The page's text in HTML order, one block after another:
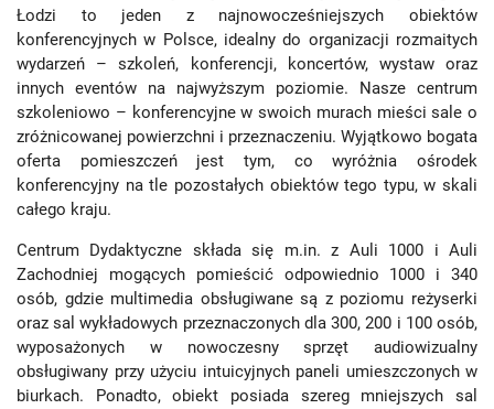
Łodzi to jeden z najnowocześniejszych obiektów
konferencyjnych w Polsce, idealny do organizacji rozmaitych
wydarzeń – szkoleń, konferencji, koncertów, wystaw oraz
innych eventów na najwyższym poziomie. Nasze centrum
szkoleniowo – konferencyjne w swoich murach mieści sale o
zróżnicowanej powierzchni i przeznaczeniu. Wyjątkowo bogata
oferta pomieszczeń jest tym, co wyróżnia ośrodek
konferencyjny na tle pozostałych obiektów tego typu, w skali
całego kraju.
Centrum Dydaktyczne składa się m.in. z Auli 1000 i Auli
Zachodniej mogących pomieścić odpowiednio 1000 i 340
osób, gdzie multimedia obsługiwane są z poziomu reżyserki
oraz sal wykładowych przeznaczonych dla 300, 200 i 100 osób,
wyposażonych w nowoczesny sprzęt audiowizualny
obsługiwany przy użyciu intuicyjnych paneli umieszczonych w
biurkach. Ponadto, obiekt posiada szereg mniejszych sal